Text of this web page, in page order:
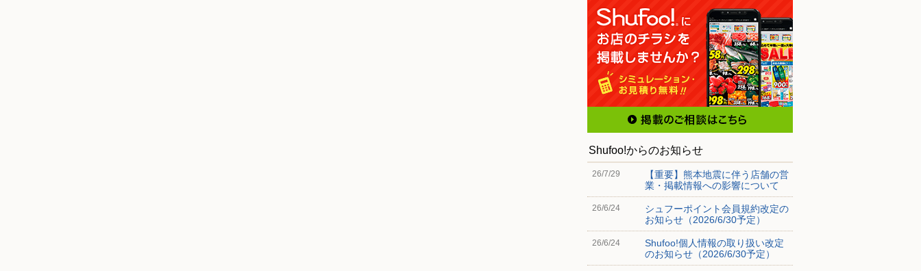
Shufoo!からのお知らせ
26/7/29
【重要】熊本地震に伴う店舗の営
業・掲載情報への影響について
26/6/24
シュフーポイント会員規約改定の
お知らせ（2026/6/30予定）
26/6/24
Shufoo!個人情報の取り扱い改定
のお知らせ（2026/6/30予定）